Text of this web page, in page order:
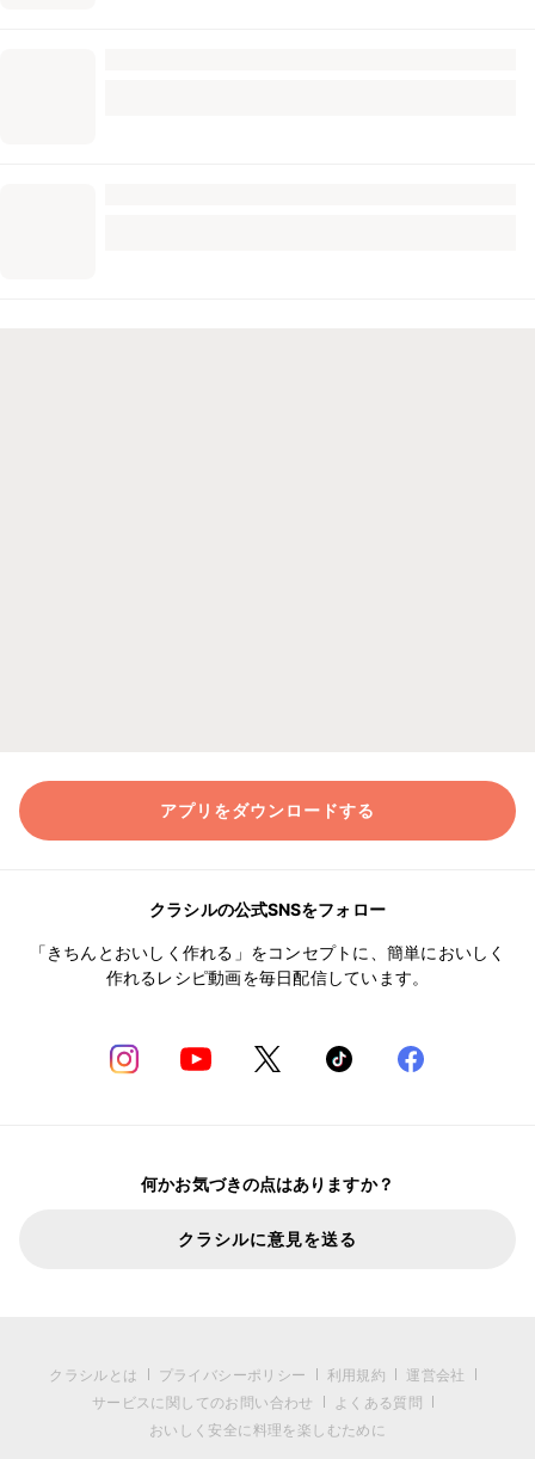
アプリをダウンロードする
クラシルの公式SNSをフォロー
「きちんとおいしく作れる」をコンセプトに、簡単においしく
作れるレシピ動画を毎日配信しています。
何かお気づきの点はありますか？
クラシルに意見を送る
クラシルとは プライバシーポリシー 利用規約
運営会社
サービスに関してのお問い合わせ
よくある質問
おいしく安全に料理を楽しむために